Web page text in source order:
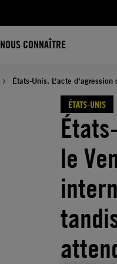
NOUS CONNAÎTRE
États-Unis. L’acte
ÉTATS-UNIS
le